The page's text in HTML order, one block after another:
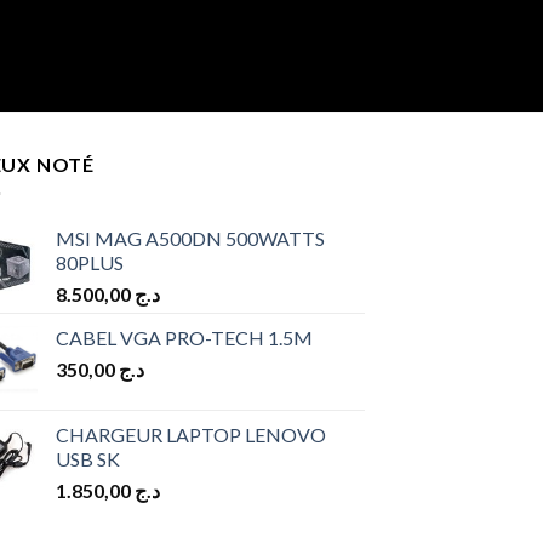
NOTÉ
MSI MAG A500DN 500WATTS
80PLUS
د.ج
CABEL VGA PRO-TECH 1.5M
د.ج
CHARGEUR LAPTOP LENOVO
USB SK
د.ج